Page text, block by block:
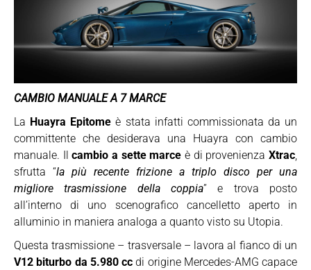
CAMBIO MANUALE A 7 MARCE
La Huayra Epitome è stata infatti commissionata da un
committente che desiderava una Huayra con cambio
manuale. Ilcambio a sette marce è di provenienzaXtrac
sfrutta “la più recente frizione a triplo disco per una
migliore trasmissione della coppia” e trova posto
all’interno di uno scenografico cancelletto aperto in
alluminio in maniera analoga a quanto visto su Utopia.
Questa trasmissione – trasversale – lavora al fianco di un
V12 biturbo da 5.980 cc di origine Mercedes-AMG capace